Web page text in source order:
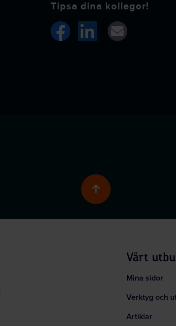
Tipsa dina kollegor!
Vårt
Mina sidor
Verktyg och
Artiklar